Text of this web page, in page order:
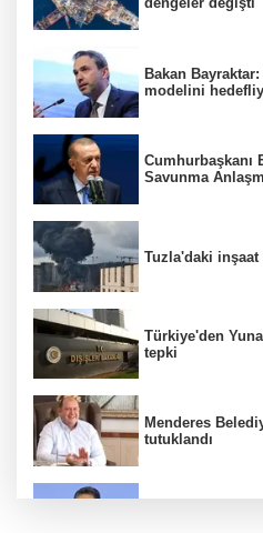
Bakan
modelini
Cumhurbaşkanı
Savunma
Tuzla'daki inşaat
Türkiye'den
tepki
Menderes
tutuklandı